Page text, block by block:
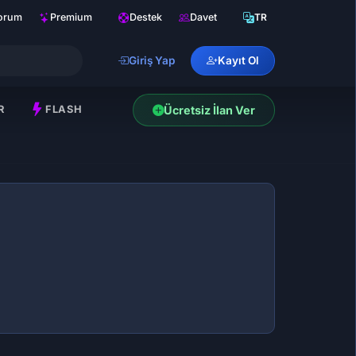
Premium Destek Davet TR
Giriş Yap Kayıt Ol
FLASH Ücretsiz İlan Ver